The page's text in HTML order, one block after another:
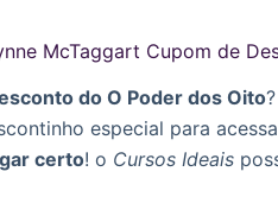
McTaggart Cupom de
do O Poder dos Oito
especial para
certo! o Cursos Ideais